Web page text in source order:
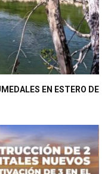
EN ESTERO DE